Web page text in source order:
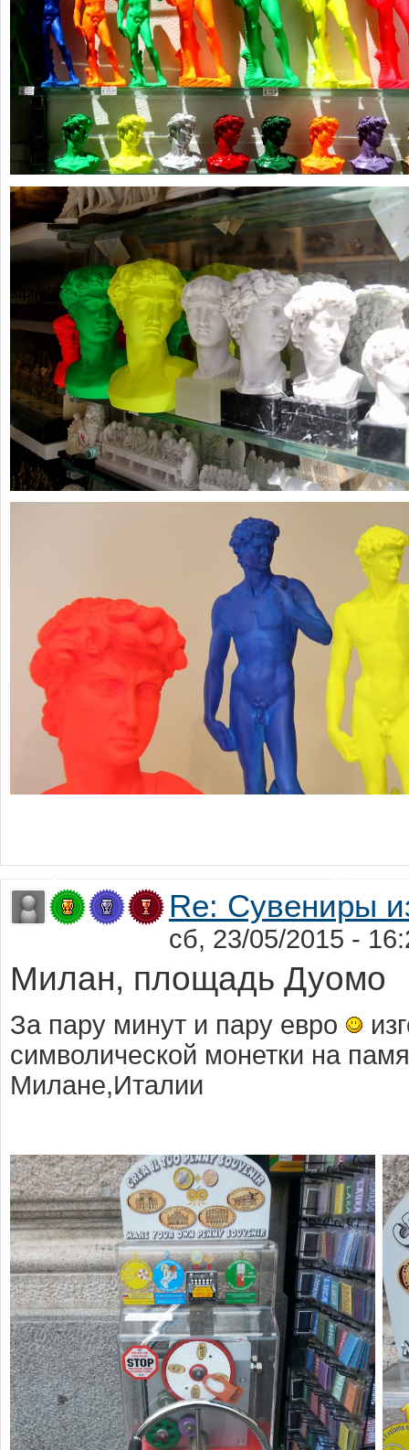
Re: Сувениры
сб, 23/05/2015 -
Милан, площадь Дуомо
За пару минут и пару евро
символической монетки на
Милане,Италии